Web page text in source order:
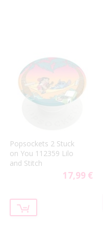
Popsockets 2 Stuck
on You 112359 Lilo
and Stitch
17,99 €